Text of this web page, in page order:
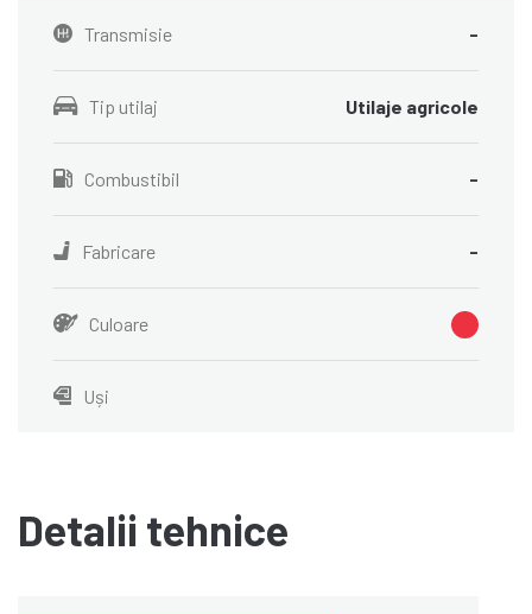
Transmisie -
Tip utilaj Utilaje agricole
Combustibil -
Fabricare -
Culoare
Uși
Detalii tehnice